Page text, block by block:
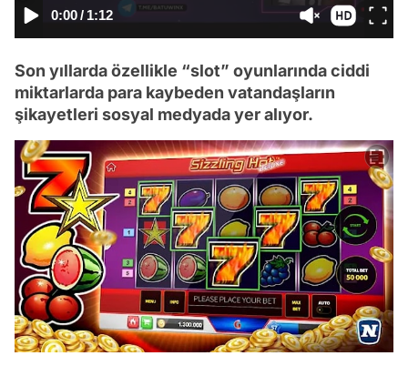
0:00/ 1:12
Son yıllarda özellikle “slot” oyunlarında ciddi
miktarlarda para kaybeden vatandaşların
şikayetleri sosyal medyada yer alıyor.